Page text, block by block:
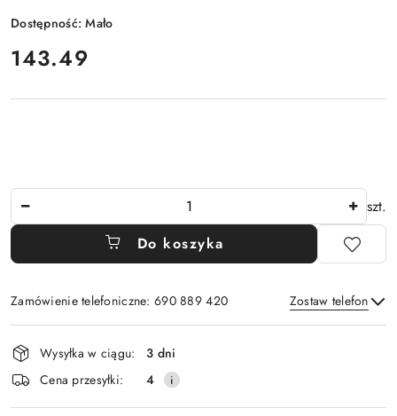
Dostępność:Mało
cena:
143.49
szt.
Do koszyka
Zamówienie telefoniczne: 690 889 420 Zostaw telefon
Wyślij
Dostępność
i
dostawa
Wysyłka w ciągu:
3 dni
Cena przesyłki:
4